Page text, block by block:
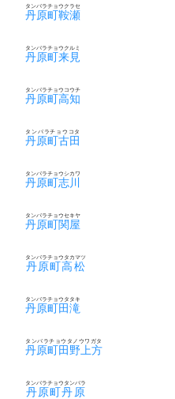
丹原町鞍瀬
タンバラチョウクラセ
丹原町来見
タンバラチョウクルミ
丹原町高知
タンバラチョウコウチ
丹原町古田
タンバラチョウコタ
丹原町志川
タンバラチョウシカワ
丹原町関屋
タンバラチョウセキヤ
丹原町高松
タンバラチョウタカマツ
丹原町田滝
タンバラチョウタタキ
丹原町田野上方
タンバラチョウタノウワガタ
丹原町丹原
タンバラチョウタンバラ